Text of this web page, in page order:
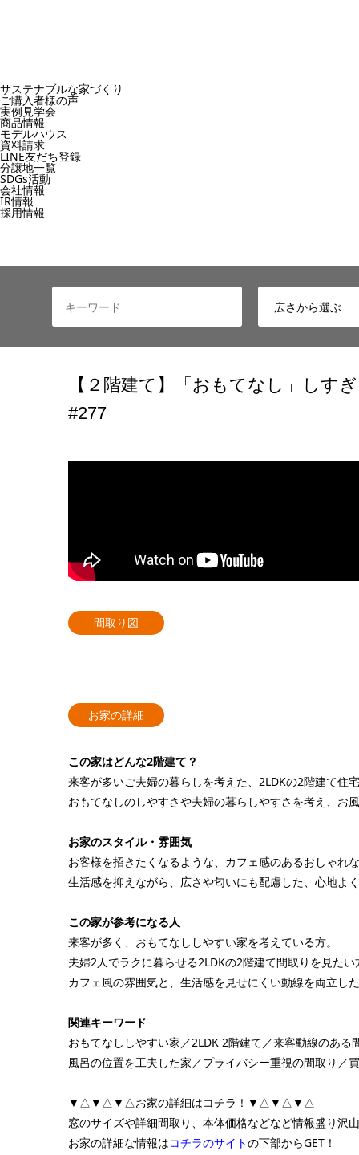
サステナブルな家づくり
ご購入者様の声
実例見学会
商品情報
モデルハウス
資料請求
LINE友だち登録
分譲地一覧
SDGs活動
会社情報
IR情報
採用情報
【２階建て】「おもてなし」しす
#277
間取り図
お家の詳細
この家はどんな2階建て？
来客が多いご夫婦の暮らしを考えた、2LDKの2階建て住
おもてなしのしやすさや夫婦の暮らしやすさを考え、お
お家のスタイル・雰囲気
お客様を招きたくなるような、カフェ感のあるおしゃれ
生活感を抑えながら、広さや匂いにも配慮した、心地よ
この家が参考になる人
来客が多く、おもてなししやすい家を考えている方。
夫婦2人でラクに暮らせる2LDKの2階建て間取りを見たい
カフェ風の雰囲気と、生活感を見せにくい動線を両立し
関連キーワード
おもてなししやすい家／2LDK 2階建て／来客動線のあ
風呂の位置を工夫した家／プライバシー重視の間取り／
▼△▼△▼△お家の詳細はコチラ！▼△▼△▼△
窓のサイズや詳細間取り、本体価格などなど情報盛り沢
お家の詳細な情報はコチラのサイトの下部からGET！